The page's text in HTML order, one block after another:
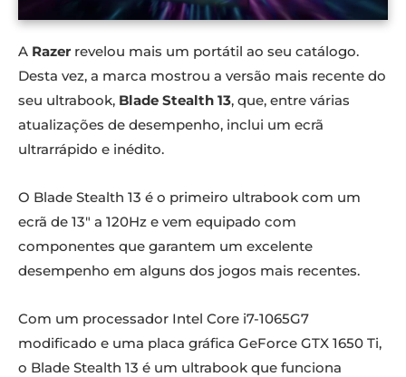
A Razer revelou mais um portátil ao seu catálogo.
Desta vez, a marca mostrou a versão mais recente do
seu ultrabook, Blade Stealth 13, que, entre várias
atualizações de desempenho, inclui um ecrã
ultrarrápido e inédito.
O Blade Stealth 13 é o primeiro ultrabook com um
ecrã de 13″ a 120Hz e vem equipado com
componentes que garantem um excelente
desempenho em alguns dos jogos mais recentes.
Com um processador Intel Core i7-1065G7
modificado e uma placa gráfica GeForce GTX 1650 Ti,
o Blade Stealth 13 é um ultrabook que funciona